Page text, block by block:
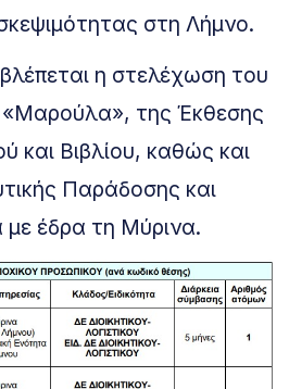
στη Λήμνο.
η στελέχωση του
«Μαρούλα», της Έκθεσης
και Βιβλίου, καθώς και
Παράδοσης και
με έδρα τη Μύρινα.